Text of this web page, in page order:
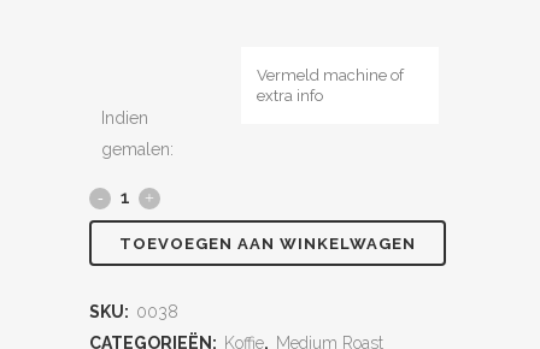
Indien
gemalen:
Guatemala
TOEVOEGEN AAN WINKELWAGEN
SKU: 0038
CATEGORIEËN: Koffie, Medium Roast